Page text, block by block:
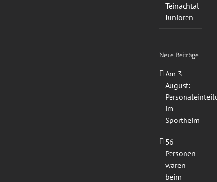
Teinachtal
Junioren
Neue Beiträge
Am 3.
August:
im
Sportheim
56
Personen
waren
beim